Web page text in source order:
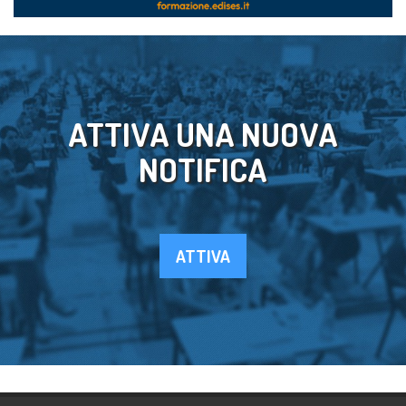
ATTIVA UNA NUOVA
NOTIFICA
ATTIVA